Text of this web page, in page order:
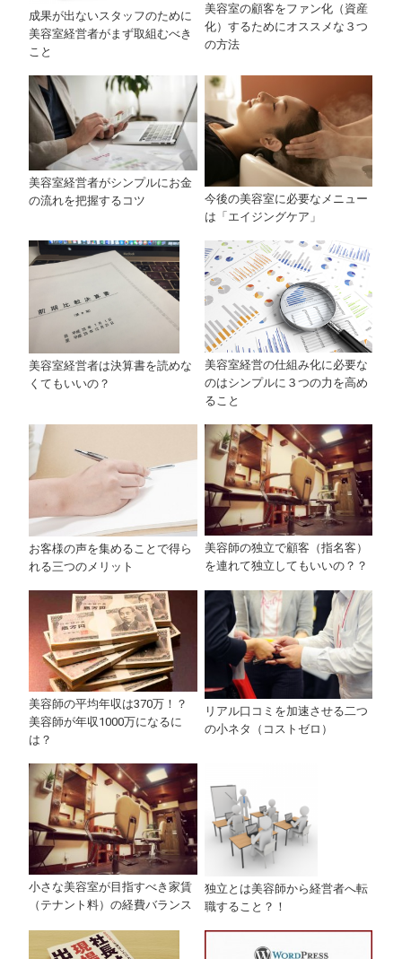
成果が出ないスタッフのために
美容室経営者がまず取組むべき
こと
美容室の顧客をファン化（資産
化）するためにオススメな３つ
の方法
美容室経営者がシンプルにお金
の流れを把握するコツ
今後の美容室に必要なメニュー
は「エイジングケア」
美容室経営者は決算書を読めな
くてもいいの？
美容室経営の仕組み化に必要な
のはシンプルに３つの力を高め
ること
お客様の声を集めることで得ら
れる三つのメリット
美容師の独立で顧客（指名客）
を連れて独立してもいいの？？
美容師の平均年収は370万！？
美容師が年収1000万になるに
は？
リアル口コミを加速させる二つ
の小ネタ（コストゼロ）
小さな美容室が目指すべき家賃
（テナント料）の経費バランス
独立とは美容師から経営者へ転
職すること？！